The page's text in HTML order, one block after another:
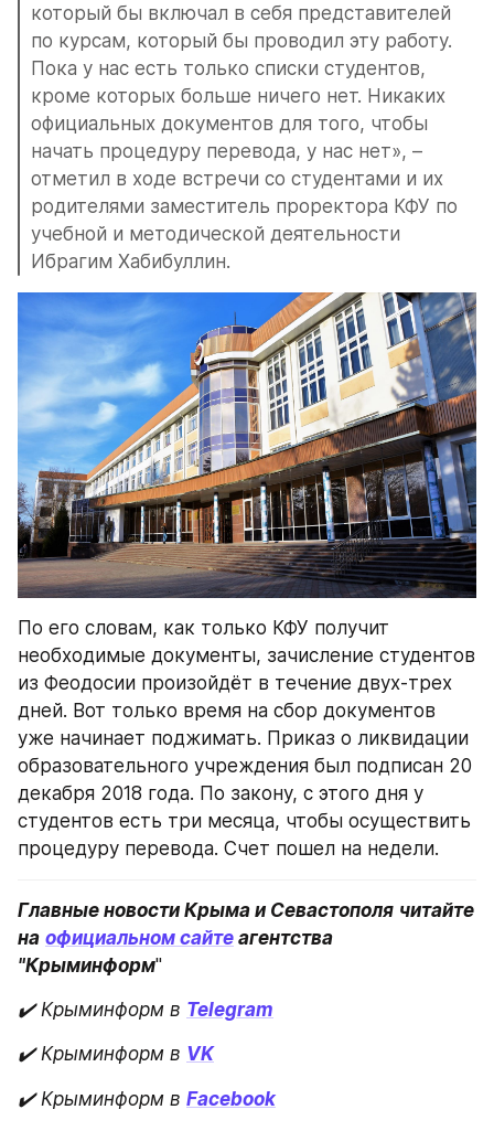
который бы включал в себя представителей
по курсам, который бы проводил эту работу.
Пока у нас есть только списки студентов,
кроме которых больше ничего нет. Никаких
официальных документов для того, чтобы
начать процедуру перевода, у нас нет», –
отметил в ходе встречи со студентами и их
родителями заместитель проректора КФУ по
учебной и методической деятельности
Ибрагим Хабибуллин.
По его словам, как только КФУ получит
необходимые документы, зачисление студентов
из Феодосии произойдёт в течение двух-трех
дней. Вот только время на сбор документов
уже начинает поджимать. Приказ о ликвидации
образовательного учреждения был подписан 20
декабря 2018 года. По закону, с этого дня у
студентов есть три месяца, чтобы осуществить
процедуру перевода. Счет пошел на недели.
Главные новости Крыма и Севастополя читайте
на официальном сайте агентства
"Крыминформ"
✔️ Крыминформ в Telegram
✔️ Крыминформ в VK
✔️ Крыминформ в Facebook